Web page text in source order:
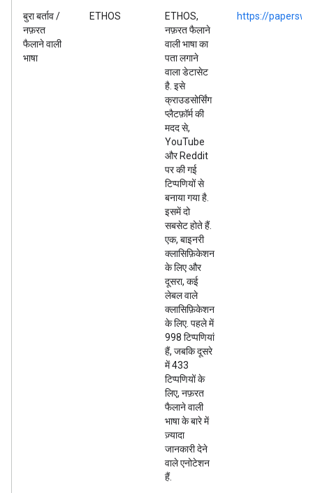
बुरा बर्ताव /
नफ़रत
फैलाने वाली
भाषा
ETHOS
ETHOS,
नफ़रत फैलाने
वाली भाषा का
पता लगाने
वाला डेटासेट
है. इसे
क्राउडसोर्सिंग
प्लैटफ़ॉर्म की
मदद से,
YouTube
और Reddit
पर की गई
टिप्पणियों से
बनाया गया है.
इसमें दो
सबसेट होते हैं.
एक, बाइनरी
क्लासिफ़िकेशन
के लिए और
दूसरा, कई
लेबल वाले
क्लासिफ़िकेशन
के लिए. पहले में
998 टिप्पणियां
हैं, जबकि दूसरे
में 433
टिप्पणियों के
लिए, नफ़रत
फैलाने वाली
भाषा के बारे में
ज़्यादा
जानकारी देने
वाले एनोटेशन
हैं.
https://